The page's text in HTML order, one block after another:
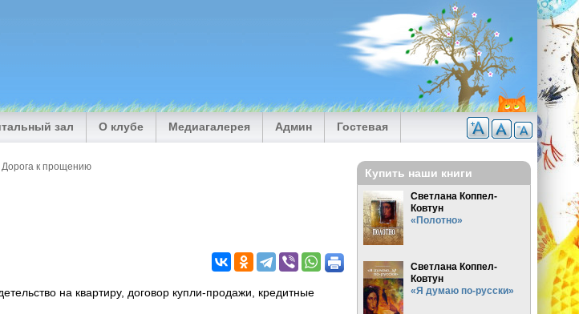
зал О клубе Медиагалерея Админ Гостевая
Дорога к прощению
на квартиру, договор купли-продажи, кредитные
Купить наши книги
Светлана Коппел-
Ковтун
«Полотно»
Светлана Коппел-
Ковтун
«Я думаю по-русски»